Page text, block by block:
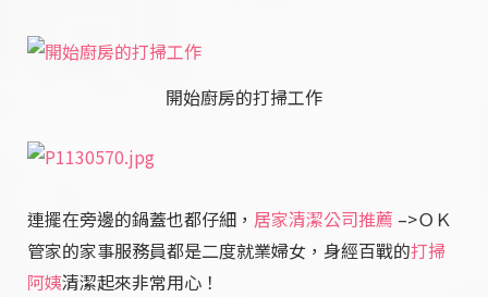
開始廚房的打掃工作
連擺在旁邊的鍋蓋也都仔細， 居家清潔公司推薦 –>ＯＫ
管家的家事服務員都是二度就業婦女，身經百戰的打掃
阿姨清潔起來非常用心！